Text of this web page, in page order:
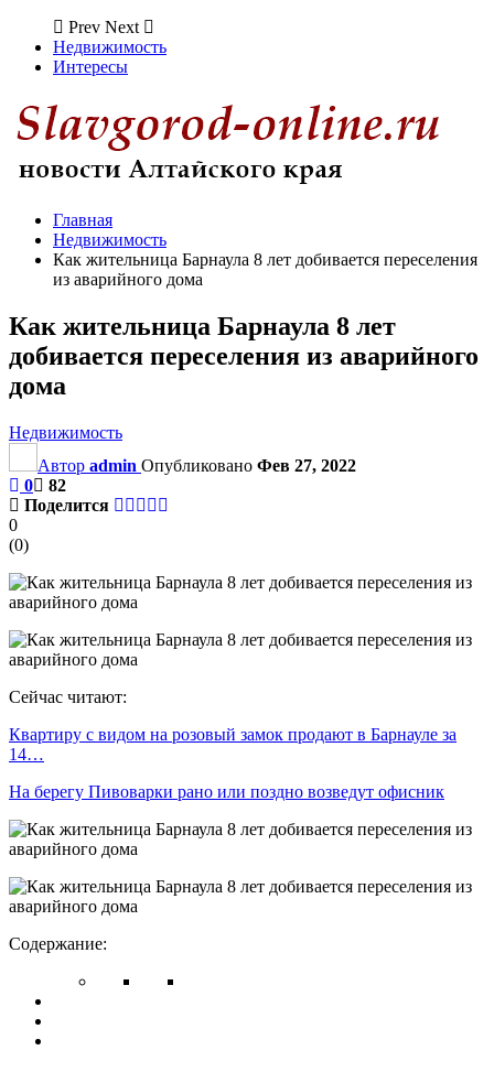
Prev Next
Недвижимость
Интересы
Главная
Недвижимость
Как жительница Барнаула 8 лет добивается переселения
из аварийного дома
Как жительница Барнаула 8 лет
добивается переселения из аварийного
дома
Недвижимость
Автор admin Опубликовано Фев 27, 2022
0
82
Поделится
0
(0)
Сейчас читают:
Квартиру с видом на розовый замок продают в Барнауле за
14…
На берегу Пивоварки рано или поздно возведут офисник
Содержание: